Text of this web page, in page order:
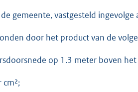
gemeente, vastgesteld
door het product van de
op 1.3 meter boven